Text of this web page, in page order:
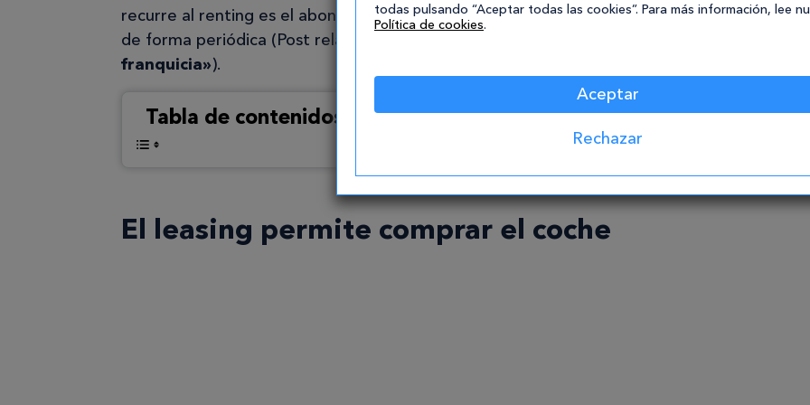
recurre al renting es el abono de unafianzay de unacuota fijaque deberá abonar
de forma periódica (Post relacionado
franquicia»).
Tabla de contenidos
El leasing permite comprar el coche
todas pulsando “Aceptar todas las cookies”. Para más información, lee
Política de cookies.
Aceptar
Rechazar